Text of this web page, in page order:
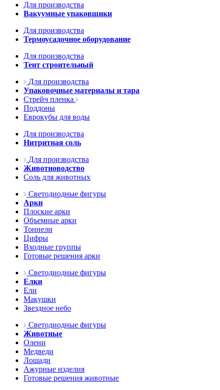
Для производства
Вакуумные упаковщики
Для производства
Термоусадочное оборудование
Для производства
Тент строительный
Для производства
Упаковочные материалы и тара
Стрейч пленка
Поддоны
Еврокубы для воды
Для производства
Нитритная соль
Для производства
Животноводство
Соль для животных
Светодиодные фигуры
Арки
Плоские арки
Объемные арки
Тоннели
Цифры
Входные группы
Готовые решения арки
Светодиодные фигуры
Елки
Ели
Макушки
Звездное небо
Светодиодные фигуры
Животные
Олени
Медведи
Лошади
Ажурные изделия
Готовые решения животные